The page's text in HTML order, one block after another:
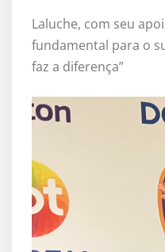
Laluche, com seu
fundamental para o
faz a diferença”